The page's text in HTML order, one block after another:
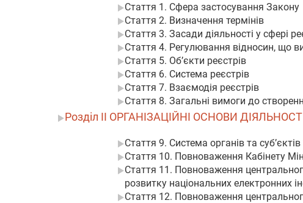
Стаття 1. Сфера застосування Закону
Стаття 2. Визначення термінів
Стаття 3. Засади діяльності у сфері
Стаття 4. Регулювання відносин, що
Стаття 5. Об’єкти реєстрів
Стаття 6. Система реєстрів
Стаття 7. Взаємодія реєстрів
Стаття 8. Загальні вимоги до
Розділ II ОРГАНІЗАЦІЙНІ ОСНОВИ
Стаття 9. Система органів та
Стаття 10. Повноваження Кабінету
Стаття 11. Повноваження
розвитку національних електронних
Стаття 12. Повноваження